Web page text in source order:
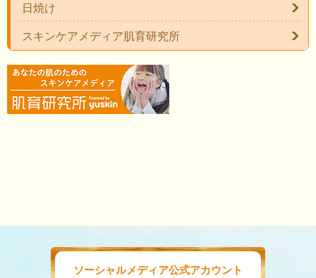
日焼け
スキンケアメディア肌育研究所
ソーシャルメディア公式アカウント